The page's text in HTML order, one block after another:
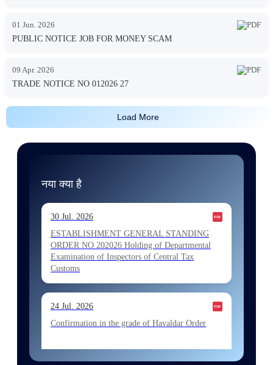
01 Jun. 2026
PUBLIC NOTICE JOB FOR MONEY SCAM
09 Apr. 2026
TRADE NOTICE NO 012026 27
Load More
नया क्या है
30 Jul. 2026
ESTABLISHMENT GENERAL STANDING
ORDER NO 202026 Holding of Departmental
Examination of Inspectors of Central Tax
Customs
24 Jul. 2026
Confirmation in the grade of Havaldar Order